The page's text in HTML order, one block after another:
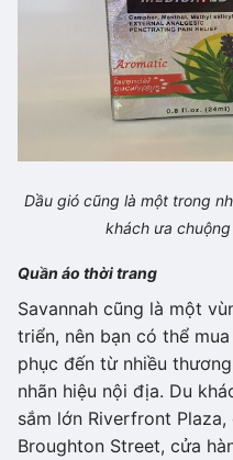
Dầu gió cũng là một trong
khách ưa
Quần áo thời trang
Savannah cũng là một
triển, nên bạn có thể
phục đến từ nhiều
nhãn hiệu nội địa. Du
sắm lớn Riverfront
Broughton Street, cửa